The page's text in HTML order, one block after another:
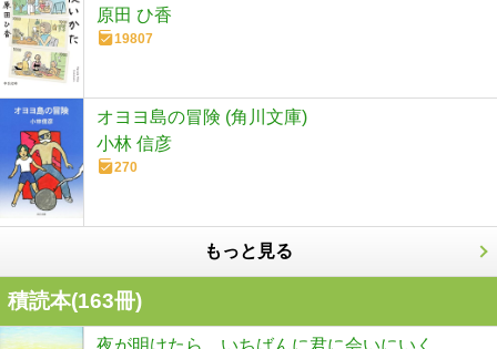
原田 ひ香
19807
オヨヨ島の冒険 (角川文庫)
小林 信彦
270
もっと見る
積読本(163冊)
夜が明けたら、いちばんに君に会いにいく